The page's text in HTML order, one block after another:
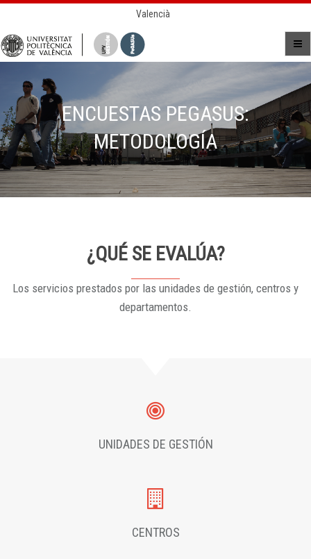
Valencià
ENCUESTAS PEGASUS:
METODOLOGÍA
¿QUÉ SE EVALÚA?
Los servicios prestados por las unidades de gestión, centros y
departamentos.
UNIDADES DE GESTIÓN
CENTROS